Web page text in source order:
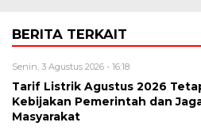
BERITA TERKAIT
Senin, 3 Agustus 2026 - 16:18
Tarif Listrik Agustus 2026
Kebijakan Pemerintah dan
Masyarakat